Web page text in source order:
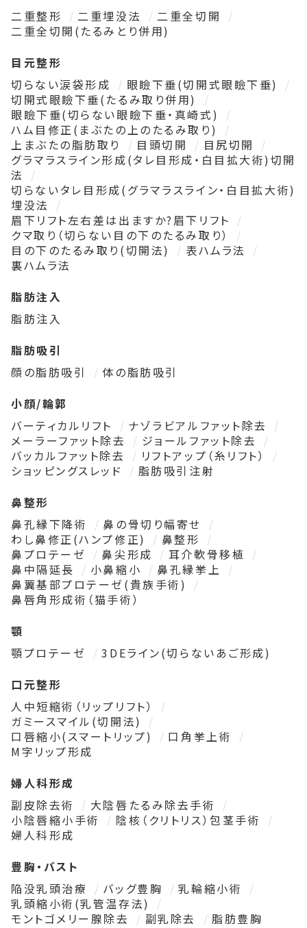
二重整形
二重埋没法
二重全切開
二重全切開(たるみとり併用)
目元整形
切らない涙袋形成
眼瞼下垂(切開式眼瞼下垂)
切開式眼瞼下垂(たるみ取り併用)
眼瞼下垂(切らない眼瞼下垂・真崎式)
ハム目修正(まぶたの上のたるみ取り)
上まぶたの脂肪取り
目頭切開
目尻切開
グラマラスライン形成(タレ目形成・白目拡大術)切開
法
切らないタレ目形成(グラマラスライン・白目拡大術)
埋没法
眉下リフト左右差は出ますか?眉下リフト
クマ取り（切らない目の下のたるみ取り）
目の下のたるみ取り(切開法)
表ハムラ法
裏ハムラ法
脂肪注入
脂肪注入
脂肪吸引
顔の脂肪吸引
体の脂肪吸引
小顔/輪郭
バーティカルリフト
ナゾラビアルファット除去
メーラーファット除去
ジョールファット除去
バッカルファット除去
リフトアップ（糸リフト）
ショッピングスレッド
脂肪吸引注射
鼻整形
鼻孔縁下降術
鼻の骨切り幅寄せ
わし鼻修正(ハンプ修正)
鼻整形
鼻プロテーゼ
鼻尖形成
耳介軟骨移植
鼻中隔延長
小鼻縮小
鼻孔縁挙上
鼻翼基部プロテーゼ(貴族手術)
鼻唇角形成術（猫手術）
顎
顎プロテーゼ
3DEライン(切らないあご形成)
口元整形
人中短縮術（リップリフト）
ガミースマイル(切開法)
口唇縮小(スマートリップ)
口角挙上術
M字リップ形成
婦人科形成
副皮除去術
大陰唇たるみ除去手術
小陰唇縮小手術
陰核（クリトリス）包茎手術
婦人科形成
豊胸・バスト
陥没乳頭治療
バッグ豊胸
乳輪縮小術
乳頭縮小術(乳管温存法)
モントゴメリー腺除去
副乳除去
脂肪豊胸